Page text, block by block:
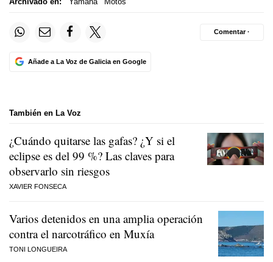
Añade a La Voz de Galicia en Google
Comentar ·
También en La Voz
¿Cuándo quitarse las gafas? ¿Y si el
eclipse es del 99 %? Las claves para
observarlo sin riesgos
XAVIER FONSECA
Varios detenidos en una amplia operación
contra el narcotráfico en Muxía
TONI LONGUEIRA